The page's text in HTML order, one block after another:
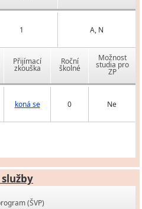
1 A, N
Přijímací
zkouška
Roční
školné
Možnost
studia pro
ZP
koná se 0 Ne
(ŠVP)